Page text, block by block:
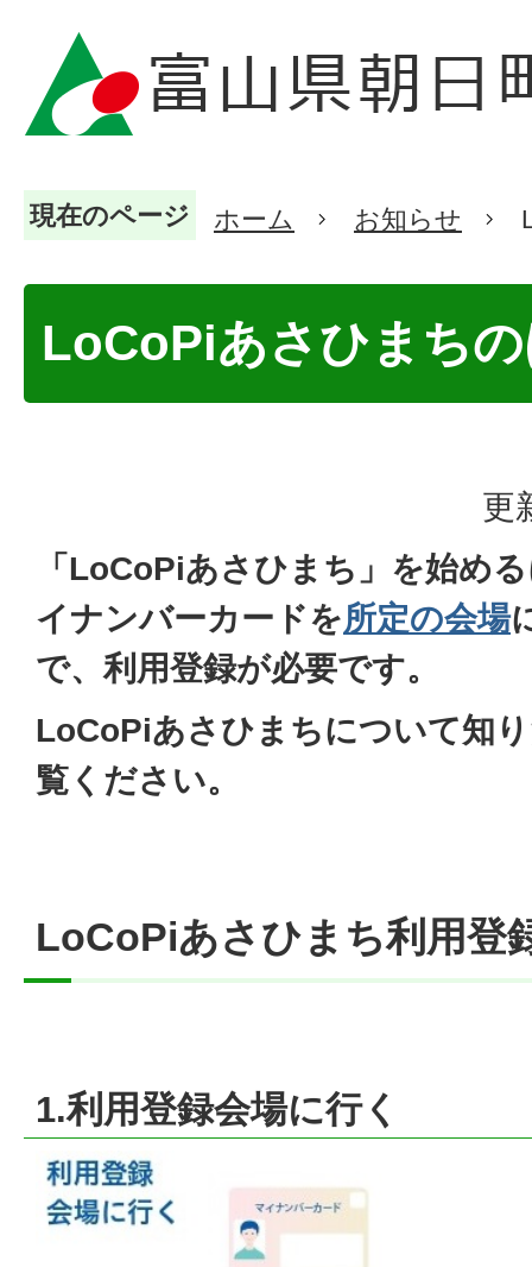
現在のページ ホーム お知らせ
LoCoPiあさひまち
更
「LoCoPiあさひまち」を始め
イナンバーカードを所定の会場
で、利用登録が必要です。
LoCoPiあさひまちについて知
覧ください。
LoCoPiあさひまち利用登
1.利用登録会場に行く